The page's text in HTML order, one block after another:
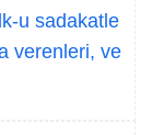
u sadakatle
verenleri, ve